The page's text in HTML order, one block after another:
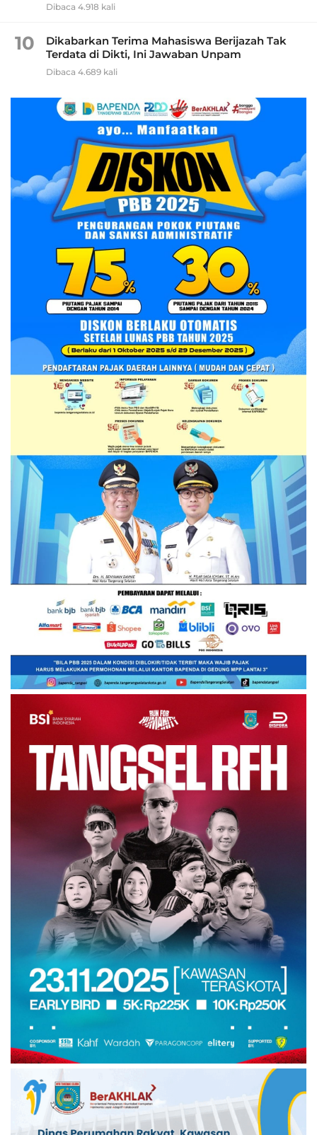
Dibaca 4.918 kali
10
Dikabarkan Terima Mahasiswa Berijazah Tak
Terdata di Dikti, Ini Jawaban Unpam
Dibaca 4.689 kali